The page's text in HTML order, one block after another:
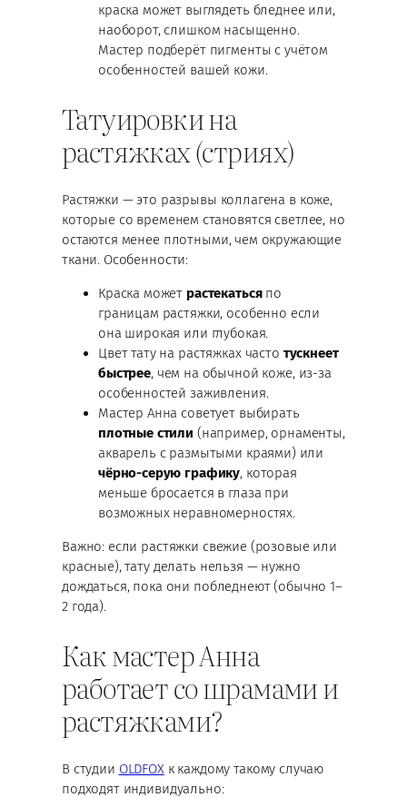
краска может выглядеть бледнее или,
наоборот, слишком насыщенно.
Мастер подберёт пигменты с учётом
особенностей вашей кожи.
Татуировки на
растяжках (стриях)
Растяжки — это разрывы коллагена в коже,
которые со временем становятся светлее, но
остаются менее плотными, чем окружающие
ткани. Особенности:
Краска может растекатьсяпо
границам растяжки, особенно если
она широкая или глубокая.
Цвет тату на растяжках часто тускнеет
быстрее, чем на обычной коже, из-за
особенностей заживления.
Мастер Анна советует выбирать
плотные стили (например, орнаменты,
акварель с размытыми краями) или
чёрно-серую графику, которая
меньше бросается в глаза при
возможных неравномерностях.
Важно: если растяжки свежие (розовые или
красные), тату делать нельзя — нужно
дождаться, пока они побледнеют (обычно 1–
2 года).
Как мастер Анна
работает со шрамами и
растяжками?
В студии OLDFOXк каждому такому случаю
подходят индивидуально: